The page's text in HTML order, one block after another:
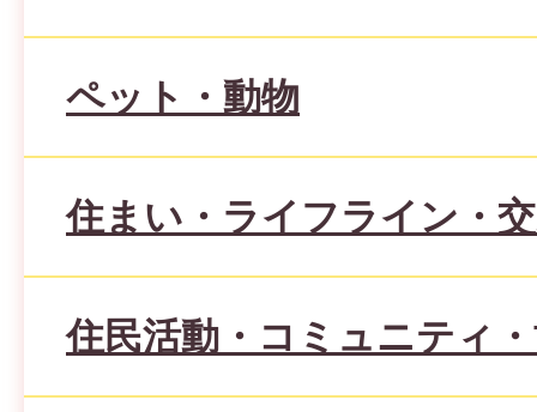
ペット・動物
住まい・ライフライン・
住民活動・コミュニティ